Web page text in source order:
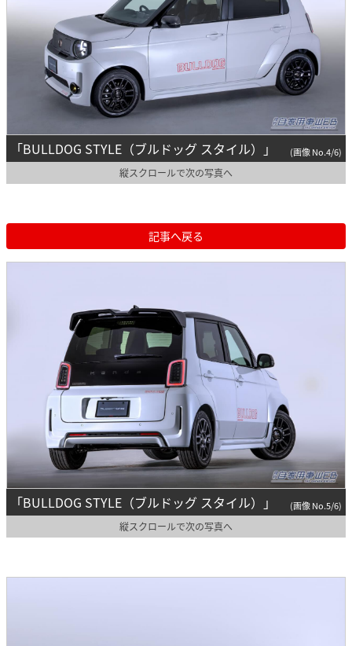
「BULLDOG STYLE（ブルドッグ スタイル）」 (画像 No.4/6)
縦スクロールで次の写真へ
記事へ戻る
「BULLDOG STYLE（ブルドッグ スタイル）」 (画像 No.5/6)
縦スクロールで次の写真へ